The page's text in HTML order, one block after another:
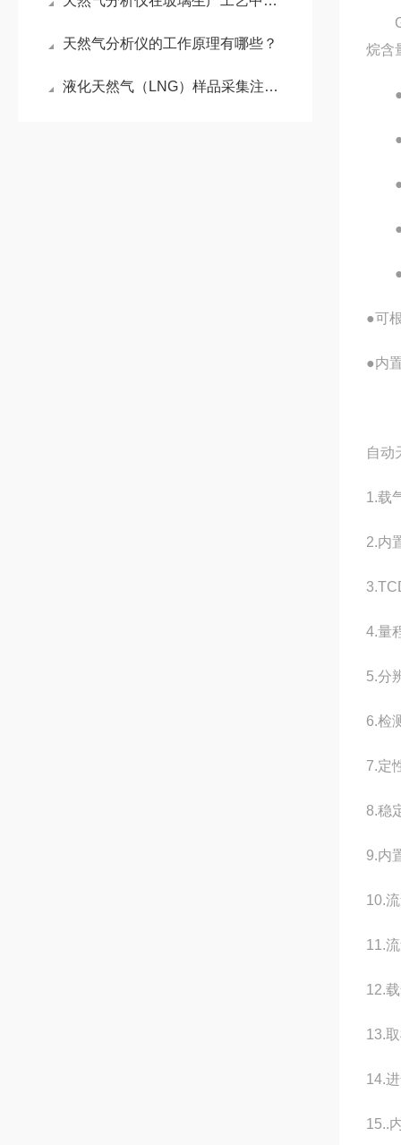
天然气分析仪的工作原理有哪些？
液化天然气（LNG）样品采集注意事项
烷含
●可
●内
自动
1.载
2.内
4.量
5.分
6.检
7.定
8.稳
9.内
10.
11.
12.
13.
14.
15..